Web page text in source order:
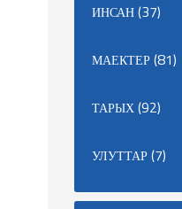
ИНСАН(37)
МАЕКТЕР(81)
ТАРЫХ(92)
УЛУТТАР(7)